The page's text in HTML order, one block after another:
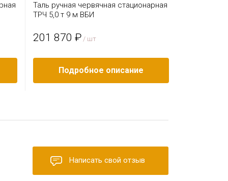
Таль ручная червячная стационарная
ТРЧ 5,0 т 9 м ВБИ
201 870 ₽ / шт
Подробное описание
Написать свой отзыв